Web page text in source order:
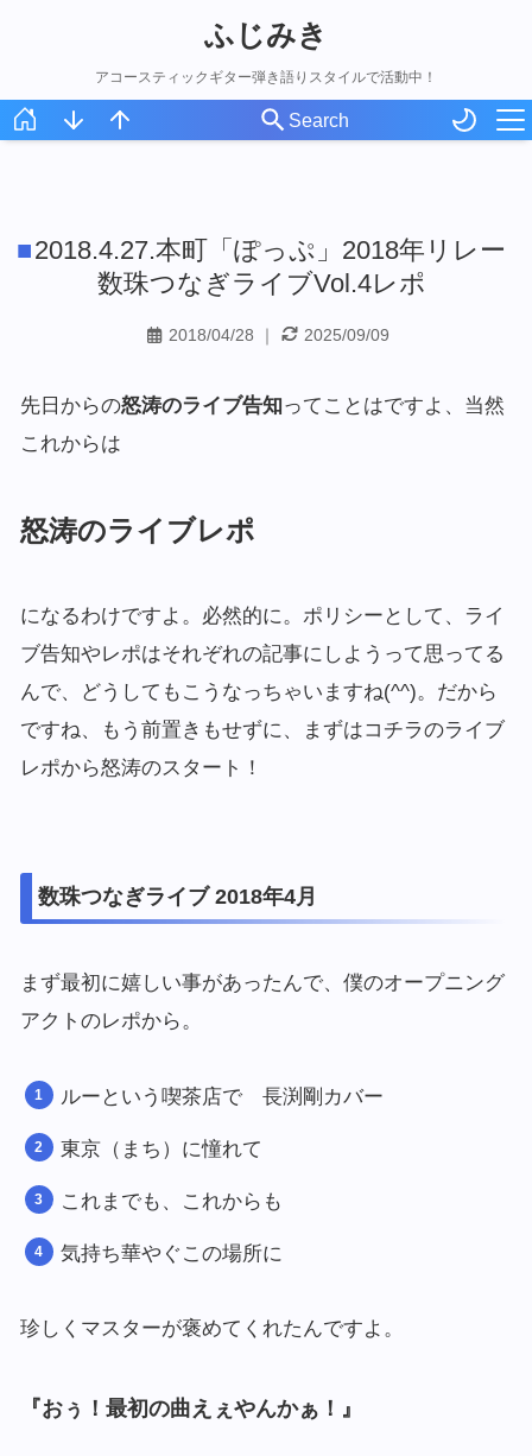
ふじみき
アコースティックギター弾き語りスタイルで活動中！
オリジナル曲
アコギ録
2018.4.27.本町「ぽっぷ」2018年リレー
数珠つなぎライブVol.4レポ
2018/04/28 ｜ 2025/09/09
先日からの怒涛のライブ告知ってことはですよ、当然
これからは
怒涛のライブレポ
になるわけですよ。必然的に。ポリシーとして、ライ
ブ告知やレポはそれぞれの記事にしようって思ってる
んで、どうしてもこうなっちゃいますね(^^)。だから
ですね、もう前置きもせずに、まずはコチラのライブ
レポから怒涛のスタート！
数珠つなぎライブ 2018年4月
まず最初に嬉しい事があったんで、僕のオープニング
アクトのレポから。
ルーという喫茶店で 長渕剛カバー
東京（まち）に憧れて
これまでも、これからも
気持ち華やぐこの場所に
珍しくマスターが褒めてくれたんですよ。
『おぅ！最初の曲えぇやんかぁ！』